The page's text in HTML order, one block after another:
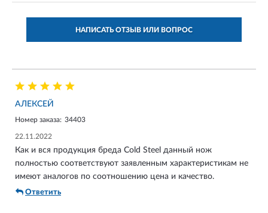
НАПИСАТЬ ОТЗЫВ ИЛИ ВОПРОС
АЛЕКСЕЙ
Номер заказа: 34403
22.11.2022
Как и вся продукция бреда Cold Steel данный нож
полностью соответствуют заявленным характеристикам не
имеют аналогов по соотношению цена и качество.
Ответить